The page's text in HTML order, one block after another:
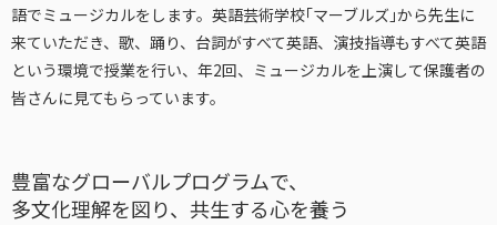
語でミュージカルをします。英語芸術学校｢マーブルズ｣から先生に
来ていただき、歌、踊り、台詞がすべて英語、演技指導もすべて英語
という環境で授業を行い、年2回、ミュージカルを上演して保護者の
皆さんに見てもらっています。
豊富なグローバルプログラムで、
多文化理解を図り、共生する心を養う